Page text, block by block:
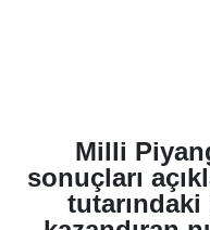
Milli
sonuçları